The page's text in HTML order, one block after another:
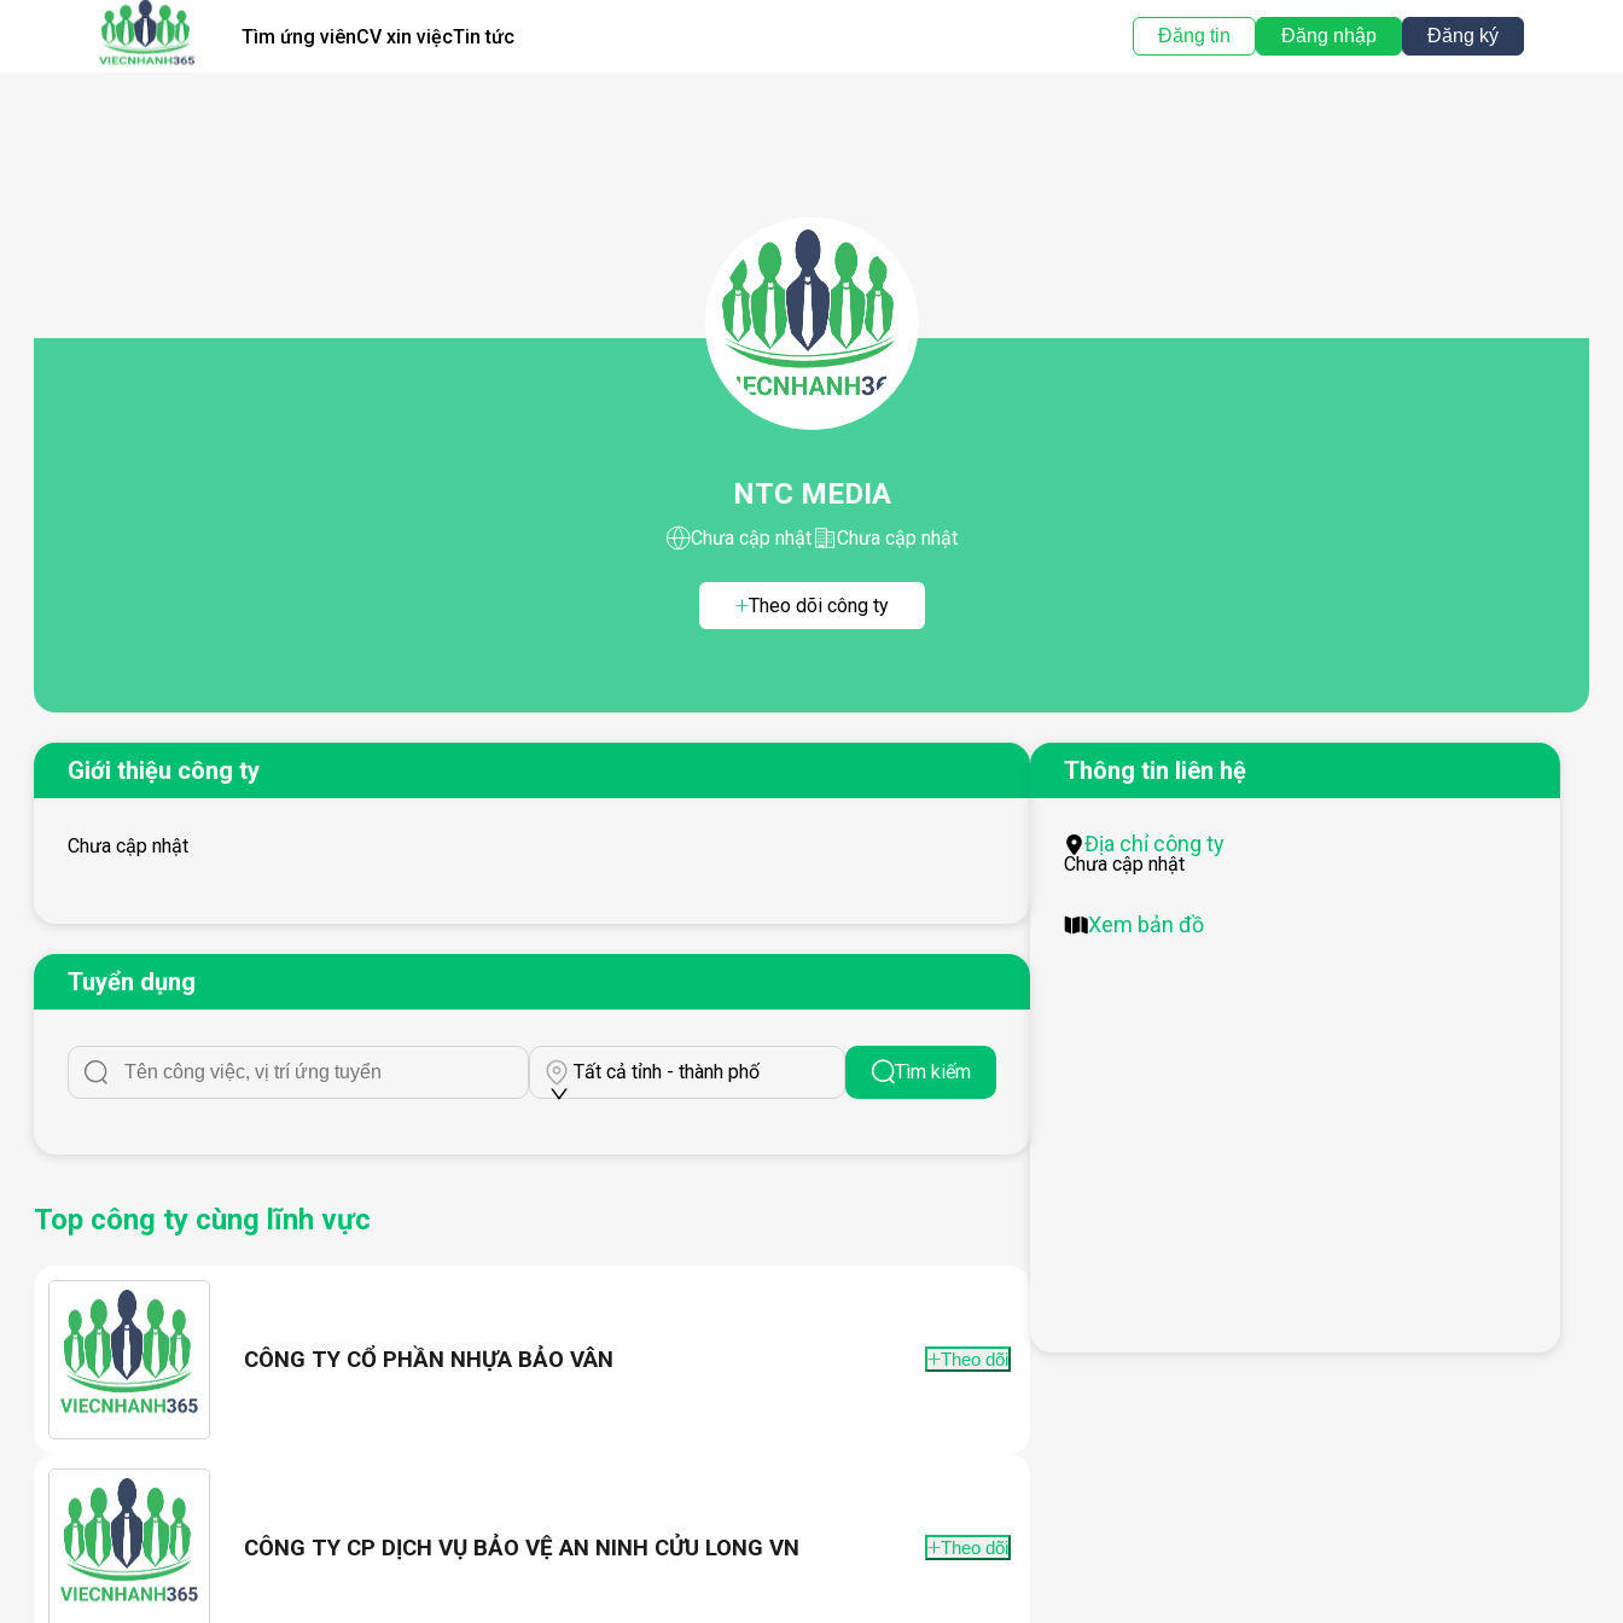
Tìm ứng viênCV xin việcTin tức Đăng tin Đăng nhập Đăng ký
NTC MEDIA
Chưa cập nhật Chưa cập nhật
Theo dõi công ty
Giới thiệu công ty
Chưa cập nhật
Tuyển dụng
Tất cả tỉnh - thành phố Tìm kiếm
Top công ty cùng lĩnh vực
CÔNG TY CỔ PHẦN NHỰA BẢO VÂN Theo dõi
CÔNG TY CP DỊCH VỤ BẢO VỆ AN NINH CỬU LONG VN Theo dõi
Thông tin liên hệ
Địa chỉ công ty
Chưa cập nhật
Xem bản đồ